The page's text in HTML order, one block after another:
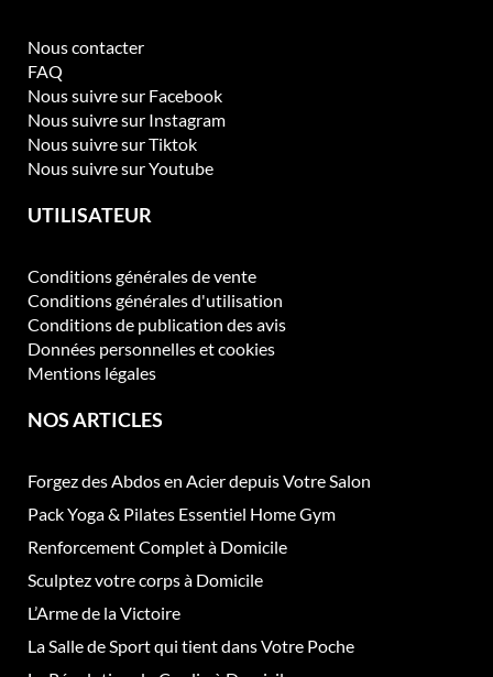
Nous contacter
FAQ
Nous suivre sur Facebook
Nous suivre sur Instagram
Nous suivre sur Tiktok
Nous suivre sur Youtube
UTILISATEUR
Conditions générales de vente
Conditions générales d'utilisation
Conditions de publication des avis
Données personnelles et cookies
Mentions légales
NOS ARTICLES
Forgez des Abdos en Acier depuis Votre Salon
Pack Yoga & Pilates Essentiel Home Gym
Renforcement Complet à Domicile
Sculptez votre corps à Domicile
L’Arme de la Victoire
La Salle de Sport qui tient dans Votre Poche